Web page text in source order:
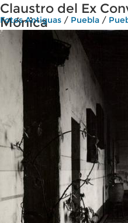
Claustro del Ex
Mónica
Fotos Antiguas / Puebla /